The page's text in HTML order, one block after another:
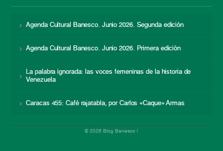
Agenda Cultural Banesco. Junio 2026. Segunda edición
Agenda Cultural Banesco. Junio 2026. Primera edición
La palabra ignorada: las voces femeninas de la historia de
Venezuela
Caracas 455: Café rajatabla, por Carlos «Caque» Armas
© 2026 Blog Banesco |